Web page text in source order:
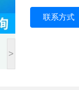
>
联系方式